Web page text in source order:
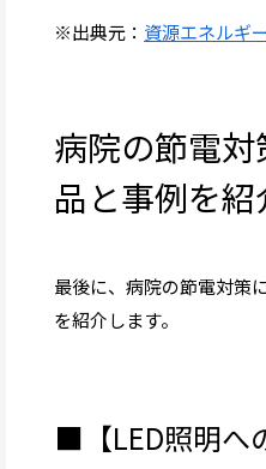
※出典元： 資源エネルギ
病院の節電
品と事例を紹
最後に、病院の節電対策
を紹介します。
■【LED照明へ